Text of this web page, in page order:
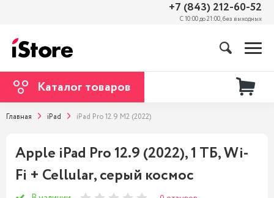
+7 (843) 212-60-52
С 10:00 до 21:00, без выходных
Каталог товаров
Главная iPad iPad Pro 12.9 M2 (2022)
Apple iPad Pro 12.9 (2022), 1 ТБ, Wi-
Fi + Cellular, серый космос